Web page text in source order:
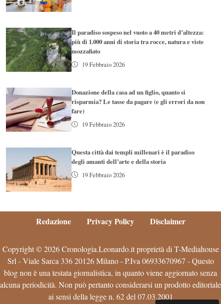
Il paradiso sospeso nel vuoto a 40 metri d’altezza:
più di 1.000 anni di storia tra rocce, natura e viste
mozzafiato
19 Febbraio 2026
Donazione della casa ad un figlio, quanto si
risparmia? Le tasse da pagare (e gli errori da non
fare)
19 Febbraio 2026
Questa città dai templi millenari è il paradiso
degli amanti dell’arte e della storia
19 Febbraio 2026
Redazione Privacy Policy Disclaimer
Copyright © 2026 Cronologia.Leonardo.it proprietà di T-Mediahouse
Srl - Viale Sarca 336 20126 Milano - P.Iva 06933670967 - Questo
blog non è una testata giornalistica, in quanto viene aggiornato senza
alcuna periodicità. Non può pertanto considerarsi un prodotto editoriale
ai sensi della legge n. 62 del 07.03.2001